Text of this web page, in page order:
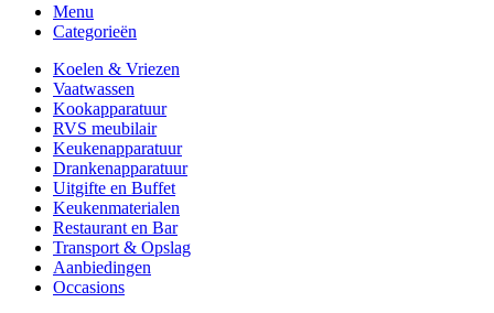
Menu
Categorieën
Koelen & Vriezen
Vaatwassen
Kookapparatuur
RVS meubilair
Keukenapparatuur
Drankenapparatuur
Uitgifte en Buffet
Keukenmaterialen
Restaurant en Bar
Transport & Opslag
Aanbiedingen
Occasions